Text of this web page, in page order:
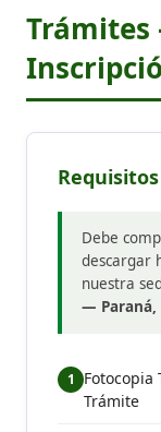
Debe
descargar
nuestra
— Paraná,
Fotocopia
Trámite